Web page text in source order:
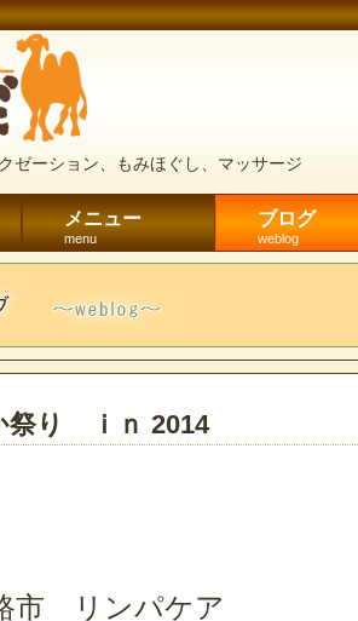
ゼーション、もみほぐし、マッサージ
メニュー
menu
ブログ
weblog
祭り ｉｎ 2014
市 リンパケア